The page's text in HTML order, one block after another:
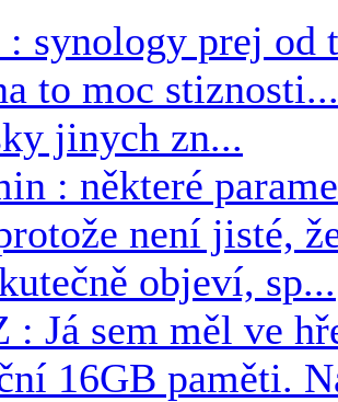
: synology prej od
to moc
jinych zn...
: některé
není jisté,
objeví, sp...
: Já sem měl ve
16GB paměti.